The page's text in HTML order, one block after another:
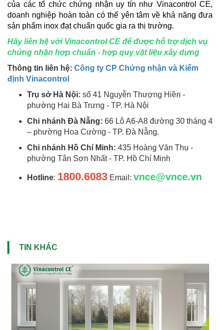
của các tổ chức chứng nhận uy tín như Vinacontrol CE,
doanh nghiệp hoàn toàn có thể yên tâm về khả năng đưa
sản phẩm inox đạt chuẩn quốc gia ra thị trường.
Hãy liên hệ với Vinacontrol CE để được hỗ trợ dịch vụ
chứng nhận hợp chuẩn - hợp quy vật liệu xây dựng
Thông tin liên hệ: Công ty CP Chứng nhận và Kiểm
định Vinacontrol
Trụ sở Hà Nội: số 41 Nguyễn Thượng Hiền -
phường Hai Bà Trưng - TP. Hà Nội
Chi nhánh Đà Nẵng: 66 Lô A6-A8 đường 30 tháng 4
– phường Hoa Cường - TP. Đà Nẵng.
Chi nhánh Hồ Chí Minh: 435 Hoàng Văn Thụ -
phường Tân Sơn Nhất - TP. Hồ Chí Minh
Hotline: 1800.6083 Email: vnce@vnce.vn
TIN KHÁC